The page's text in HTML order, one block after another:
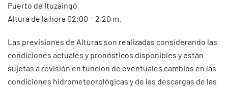
Puerto de Ituzaingó
Altura de la hora 02:00 = 2.20 m.
Las previsiones de Alturas son realizadas considerando las
condiciones actuales y pronósticos disponibles y están
sujetas a revisión en función de eventuales cambios en las
condiciones hidrometeorológicas y de las descargas de las